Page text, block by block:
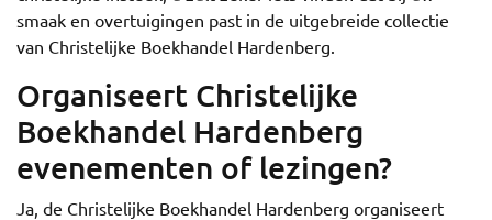
smaak en overtuigingen past in de uitgebreide collectie
van Christelijke Boekhandel Hardenberg.
Organiseert Christelijke
Boekhandel Hardenberg
evenementen of lezingen?
Ja, de Christelijke Boekhandel Hardenberg organiseert